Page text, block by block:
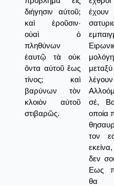
διήγησιν αὐτοῦ;
καὶ ἐροῦσιν·
οὐαὶ ὁ
πληθύνων
ἑαυτῷ τὰ οὐκ
ὄντα αὐτοῦ ἕως
τίνος; καὶ
βαρύνων τὸν
κλοιὸν αὐτοῦ
στιβαρῶς.
σέ,
οποία
τον
δεν
Εως
θα